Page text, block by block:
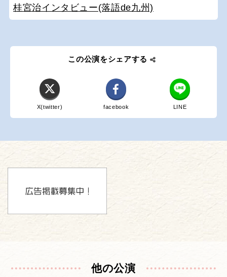
桂宮治インタビュー(落語de九州)
この公演をシェアする
X(twitter) facebook LINE
他の公演